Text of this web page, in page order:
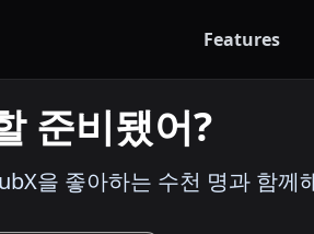
Features
준비됐어?
을 좋아하는 수천 명과 함께